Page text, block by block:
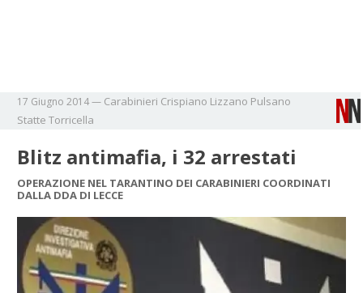
17 Giugno 2014— Carabinieri Crispiano Lizzano Pulsano
Statte Torricella
Blitz antimafia, i 32 arrestati
OPERAZIONE NEL TARANTINO DEI CARABINIERI COORDINATI
DALLA DDA DI LECCE